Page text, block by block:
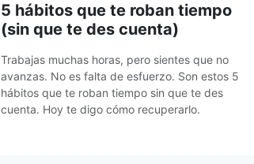
5 hábitos que te roban tiempo
(sin que te des cuenta)
Trabajas muchas horas, pero sientes que no
avanzas. No es falta de esfuerzo. Son estos 5
hábitos que te roban tiempo sin que te des
cuenta. Hoy te digo cómo recuperarlo.